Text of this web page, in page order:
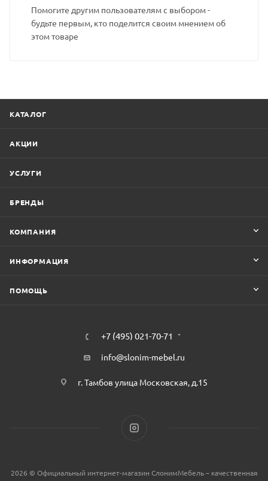
Помогите другим пользователям с выбором -
будьте первым, кто поделится своим мнением об
этом товаре
КАТАЛОГ
АКЦИИ
УСЛУГИ
БРЕНДЫ
КОМПАНИЯ
ИНФОРМАЦИЯ
ПОМОЩЬ
+7 (495) 021-70-71
info@slonim-mebel.ru
г. Тамбов улица Московская, д.15
2026 © Официальный интернет-магазин СлонимМебель – качественная